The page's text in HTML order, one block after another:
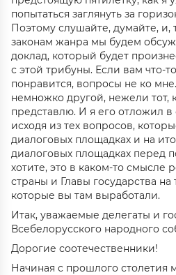
попытаться заглянуть за
Поэтому слушайте, думайте, и,
законам жанра мы будем
доклад, который будет
с этой трибуны. Если вам что-
понравится, вопросы не ко
немножко другой, нежели тот,
представлю. И я его отложил в
исходя из тех вопросов,
диалоговых площадках и на
диалоговых площадках перед
хотите, это в каком-то смысле
страны и Главы государства
которые вы там выработали.
Итак, уважаемые делегаты и
Всебелорусского народного
Дорогие соотечественники!
Начиная с прошлого